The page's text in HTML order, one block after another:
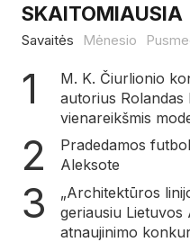
SKAITOMIAUSIA
Savaitės Mėnesio
M. K. Čiurlionio
autorius Rolandas
vienareikšmis
Pradedamos
Aleksote
„Architektūros
geriausiu Lietuvos
atnaujinimo